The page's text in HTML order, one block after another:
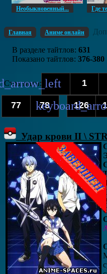
Необыкновенный... Где
Главная Аниме онлайн
В разделе тайтлов: 631
Показано тайтлов: 376-380
Страницы: 1
77 78 ... 126
Удар крови II \